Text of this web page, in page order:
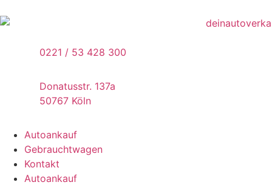
0221 / 53 428 300
Donatusstr. 137a
50767 Köln
Autoankauf
Gebrauchtwagen
Kontakt
Autoankauf